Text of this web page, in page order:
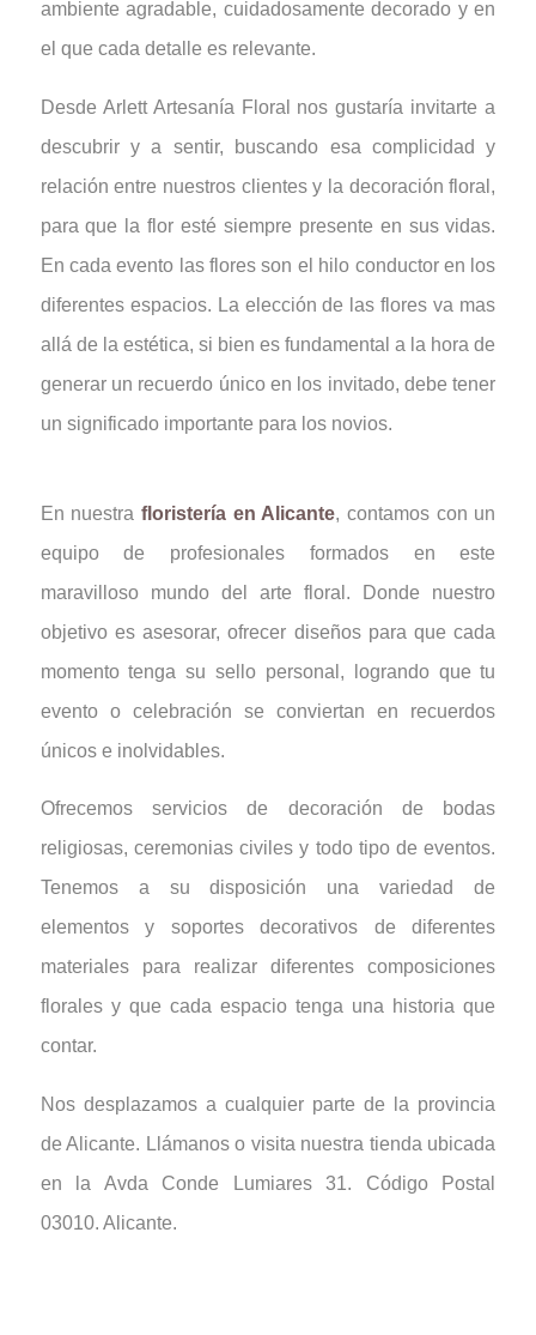
ambiente agradable, cuidadosamente decorado y en
el que cada detalle es relevante.
Desde Arlett Artesanía Floral nos gustaría invitarte a
descubrir y a sentir, buscando esa complicidad y
relación entre nuestros clientes y la decoración floral,
para que la flor esté siempre presente en sus vidas.
En cada evento las flores son el hilo conductor en los
diferentes espacios. La elección de las flores va mas
allá de la estética, si bien es fundamental a la hora de
generar un recuerdo único en los invitado, debe tener
un significado importante para los novios.
En nuestra floristería en Alicante, contamos con un
equipo de profesionales formados en este
maravilloso mundo del arte floral. Donde nuestro
objetivo es asesorar, ofrecer diseños para que cada
momento tenga su sello personal, logrando que tu
evento o celebración se conviertan en recuerdos
únicos e inolvidables.
Ofrecemos servicios de decoración de bodas
religiosas, ceremonias civiles y todo tipo de eventos.
Tenemos a su disposición una variedad de
elementos y soportes decorativos de diferentes
materiales para realizar diferentes composiciones
florales y que cada espacio tenga una historia que
contar.
Nos desplazamos a cualquier parte de la provincia
de Alicante. Llámanos o visita nuestra tienda ubicada
en la Avda Conde Lumiares 31. Código Postal
03010. Alicante.